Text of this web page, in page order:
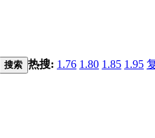
搜索 热搜: 1.76 1.80 1.85 1.95